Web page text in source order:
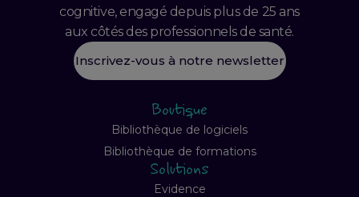
cognitive, engagé depuis plus de 25 ans
aux côtés des professionnels de santé.
Inscrivez-vous à notre newsletter
Boutique
Bibliothèque de logiciels
Bibliothèque de formations
Solutions
Evidence